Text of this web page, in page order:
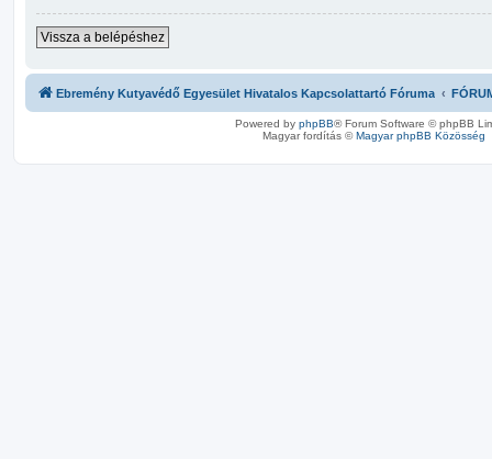
Vissza a belépéshez
Ebremény Kutyavédő Egyesület Hivatalos Kapcsolattartó Fóruma
Powered by phpBB® Forum Software © phpBB
Magyar fordítás ©Magyar phpBB Közösség